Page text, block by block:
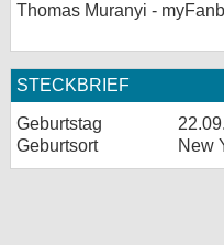
Thomas Muranyi -
STECKBRIEF
Geburtstag
Geburtsort
New